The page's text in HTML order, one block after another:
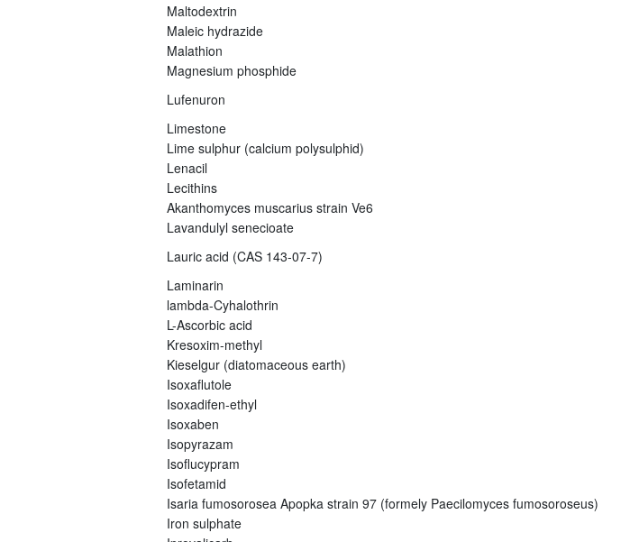
Maltodextrin
Maleic hydrazide
Malathion
Magnesium phosphide
Lufenuron
Limestone
Lime sulphur (calcium polysulphid)
Lenacil
Lecithins
Akanthomyces muscarius strain Ve6
Lavandulyl senecioate
Lauric acid (CAS 143-07-7)
Laminarin
lambda-Cyhalothrin
L-Ascorbic acid
Kresoxim-methyl
Kieselgur (diatomaceous earth)
Isoxaflutole
Isoxadifen-ethyl
Isoxaben
Isopyrazam
Isoflucypram
Isofetamid
Isaria fumosorosea Apopka strain 97 (formely Paecilomyces fumosoroseus)
Iron sulphate